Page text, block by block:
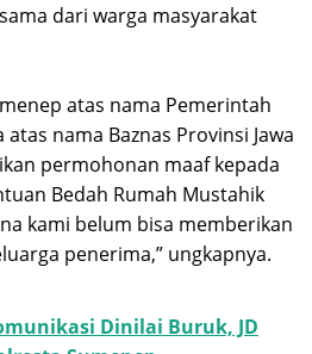
dari warga masyarakat
atas nama Pemerintah
nama Baznas Provinsi Jawa
permohonan maaf kepada
Bedah Rumah Mustahik
kami belum bisa memberikan
penerima,” ungkapnya.
Dinilai Buruk, JD